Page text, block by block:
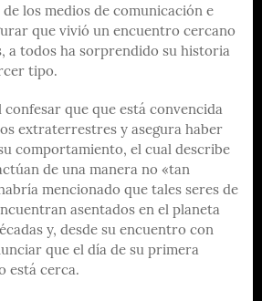
los medios de comunicación e
que vivió un encuentro cercano
a todos ha sorprendido su historia
tipo.
confesar que que está convencida
extraterrestres y asegura haber
comportamiento, el cual describe
de una manera no «tan
mencionado que tales seres de
asentados en el planeta
y, desde su encuentro con
que el día de su primera
está cerca.